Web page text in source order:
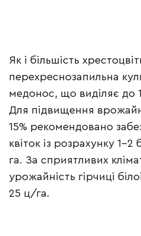
Як і більшість
перехреснозапильна
медонос, що виділяє до
Для підвищення
15% рекомендовано
квіток із розрахунку 1–2
га. За сприятливих
урожайність гірчиці
25 ц/га.